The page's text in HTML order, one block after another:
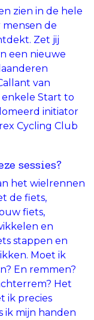
zien in de hele
de
Zet jij
een nieuwe
van
enkele Start to
initiator
Cycling Club
sessies?
het wielrennen
de fiets,
fiets,
en
stappen en
Moet ik
En remmen?
Het
ik precies
ik mijn handen